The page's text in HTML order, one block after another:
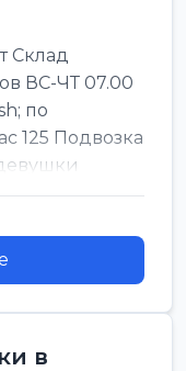
Склад
ВС-ЧТ 07.00
по
125 Подвозка
в